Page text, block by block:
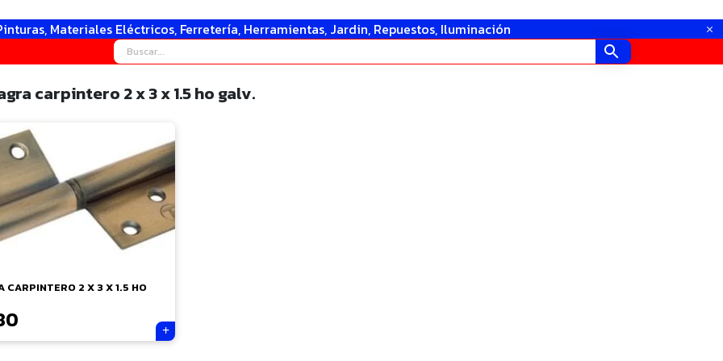
Materiales Eléctricos, Ferretería, Herramientas, Jardin, Repuestos, Iluminación
carpintero 2 x 3 x 1.5 ho galv.
CARPINTERO 2 X 3 X 1.5 HO